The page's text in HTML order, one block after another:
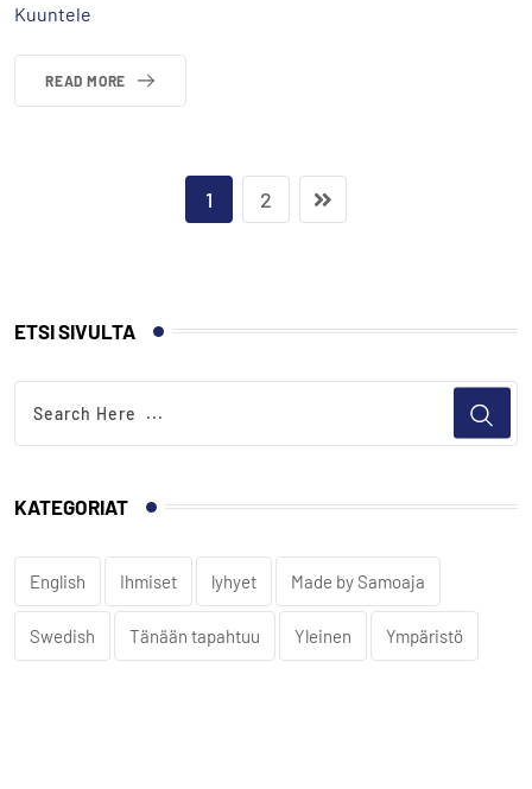
Kuuntele
READ MORE
1 2
ETSI SIVULTA
KATEGORIAT
English Ihmiset lyhyet Made by Samoaja
Swedish Tänään tapahtuu Yleinen Ympäristö